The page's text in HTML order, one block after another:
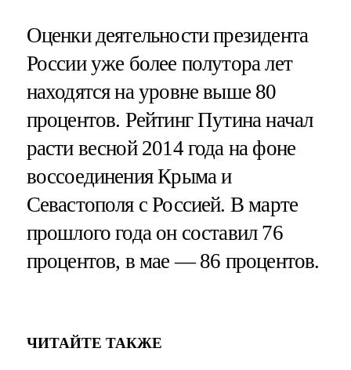
Оценки деятельности президента
России уже более полутора лет
находятся на уровне выше 80
процентов. Рейтинг Путина начал
расти весной 2014 года на фоне
воссоединения Крыма и
Севастополя с Россией. В марте
прошлого года он составил 76
процентов, в мае — 86 процентов.
ЧИТАЙТЕ ТАКЖЕ